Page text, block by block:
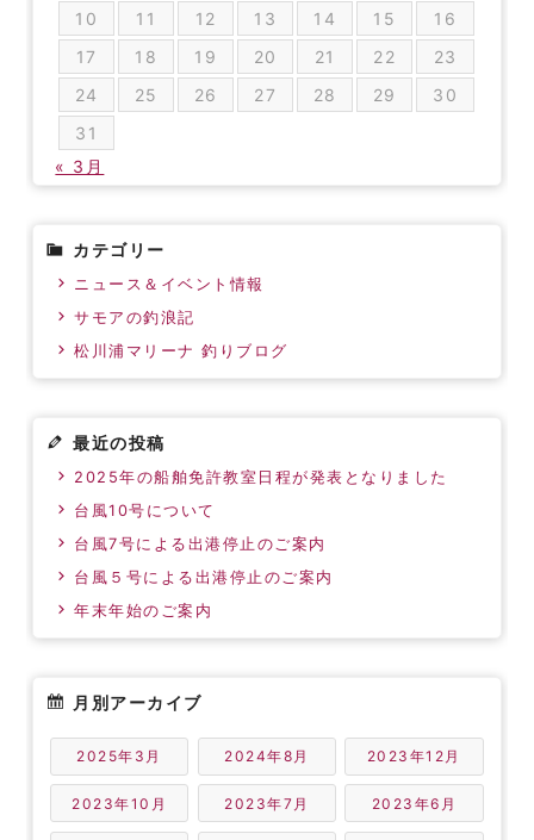
10
11 12 13 14 15
16
17
18 19 20 21 22
23
24
25 26 27 28 29
30
31
« 3月
カテゴリー
ニュース＆イベント情報
サモアの釣浪記
松川浦マリーナ 釣りブログ
最近の投稿
2025年の船舶免許教室日程が発表となりました
台風10号について
台風7号による出港停止のご案内
台風５号による出港停止のご案内
年末年始のご案内
月別アーカイブ
2025年3月 2024年8月 2023年12月
2023年10月 2023年7月 2023年6月